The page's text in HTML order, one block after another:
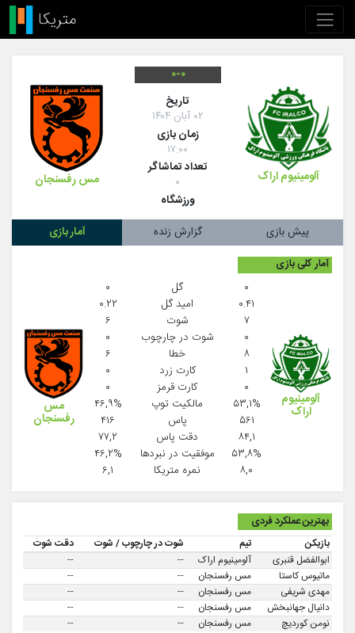
آلومینیوم اراک
۰-۰
تاريخ
۰۲ آبان ۱۴۰۴
زمان بازی
۱۷:۰۰
تعداد تماشاگر
۰
ورزشگاه
مس رفسنجان
پیش بازی گزارش زنده آمار بازی
آمار کلی بازی
آلومینیوم
اراک
۰
۰.۴۱
۷
۰
۸
۱
۰
۵۳,۱%
۵۶۱
۸۴,۱
۵۳,۸%
۸,۰
گل
امید گل
شوت
شوت در چارچوب
خطا
کارت زرد
کارت قرمز
مالکیت توپ
پاس
دقت پاس
موفقيت در نبردها
نمره متریکا
۰
۰.۲۲
۶
۰
۶
۰
۰
۴۶,۹%
۴۱۶
۷۷,۲
۴۶,۲%
۶,۱
مس
رفسنجان
بهترین عملکرد فردی
بازیکن تیم شوت در چارچوب / شوت
دقت شوت
ابوالفضل قنبری
آلومینیوم اراک --
--
ماتیوس کاستا
مس رفسنجان --
--
مهدی شریفی
مس رفسنجان --
--
دانیال جهانبخش
مس رفسنجان --
--
نومن کوردیچ
مس رفسنجان --
--